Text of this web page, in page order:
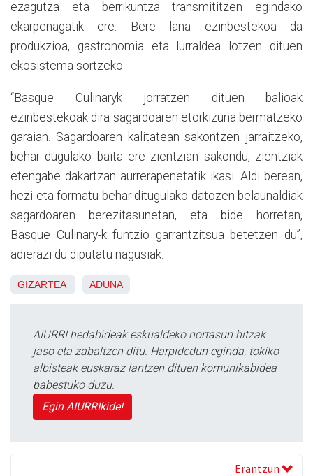
ezagutza eta berrikuntza transmititzen egindako
ekarpenagatik ere. Bere lana ezinbestekoa da
produkzioa, gastronomia eta lurraldea lotzen dituen
ekosistema sortzeko.
“Basque Culinaryk jorratzen dituen balioak
ezinbestekoak dira sagardoaren etorkizuna bermatzeko
garaian. Sagardoaren kalitatean sakontzen jarraitzeko,
behar dugulako baita ere zientzian sakondu, zientziak
etengabe dakartzan aurrerapenetatik ikasi. Aldi berean,
hezi eta formatu behar ditugulako datozen belaunaldiak
sagardoaren berezitasunetan, eta bide horretan,
Basque Culinary-k funtzio garrantzitsua betetzen du”,
adierazi du diputatu nagusiak.
GIZARTEA ADUNA
AIURRI hedabideak eskualdeko nortasun hitzak
jaso eta zabaltzen ditu. Harpidedun eginda, tokiko
albisteak euskaraz lantzen dituen komunikabidea
babestuko duzu.
Egin AIURRIkide!
Erantzun